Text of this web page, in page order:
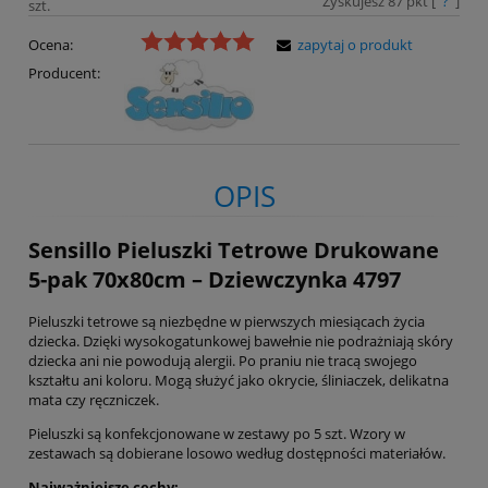
szt.
Ocena:
Producent:
zapytaj o produkt
OPIS
Sensillo Pieluszki Tetrowe Drukowane
5-pak 70x80cm – Dziewczynka 4797
Pieluszki tetrowe są niezbędne w pierwszych miesiącach życia
dziecka. Dzięki wysokogatunkowej bawełnie nie podrażniają skóry
dziecka ani nie powodują alergii. Po praniu nie tracą swojego
kształtu ani koloru. Mogą służyć jako okrycie, śliniaczek, delikatna
mata czy ręczniczek.
Pieluszki są konfekcjonowane w zestawy po 5 szt. Wzory w
zestawach są dobierane losowo według dostępności materiałów.